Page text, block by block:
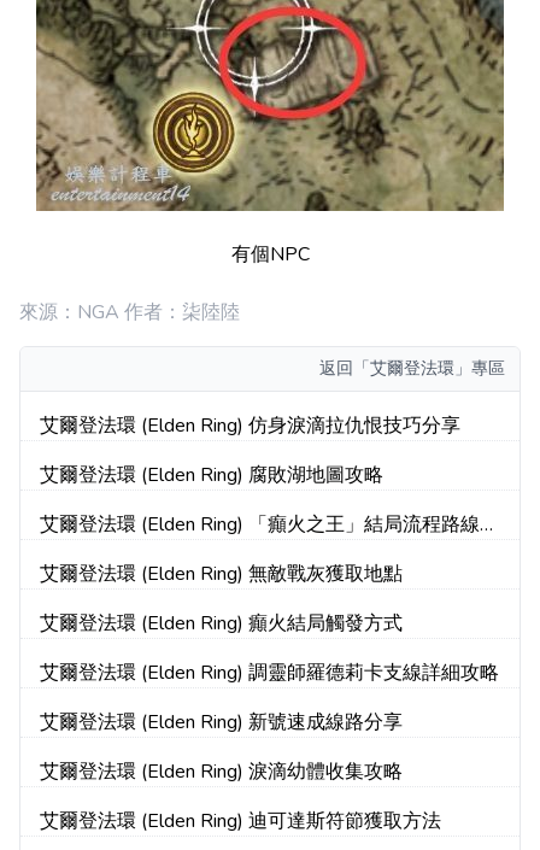
有個NPC
來源：NGA 作者：柒陸陸
返回 「艾爾登法環」專區
艾爾登法環 (Elden Ring) 仿身淚滴拉仇恨技巧分享
艾爾登法環 (Elden Ring) 腐敗湖地圖攻略
艾爾登法環 (Elden Ring) 「癲火之王」結局流程路線介
艾爾登法環 (Elden Ring) 無敵戰灰獲取地點
艾爾登法環 (Elden Ring) 癲火結局觸發方式
艾爾登法環 (Elden Ring) 調靈師羅德莉卡支線詳細攻略
艾爾登法環 (Elden Ring) 新號速成線路分享
艾爾登法環 (Elden Ring) 淚滴幼體收集攻略
艾爾登法環 (Elden Ring) 迪可達斯符節獲取方法